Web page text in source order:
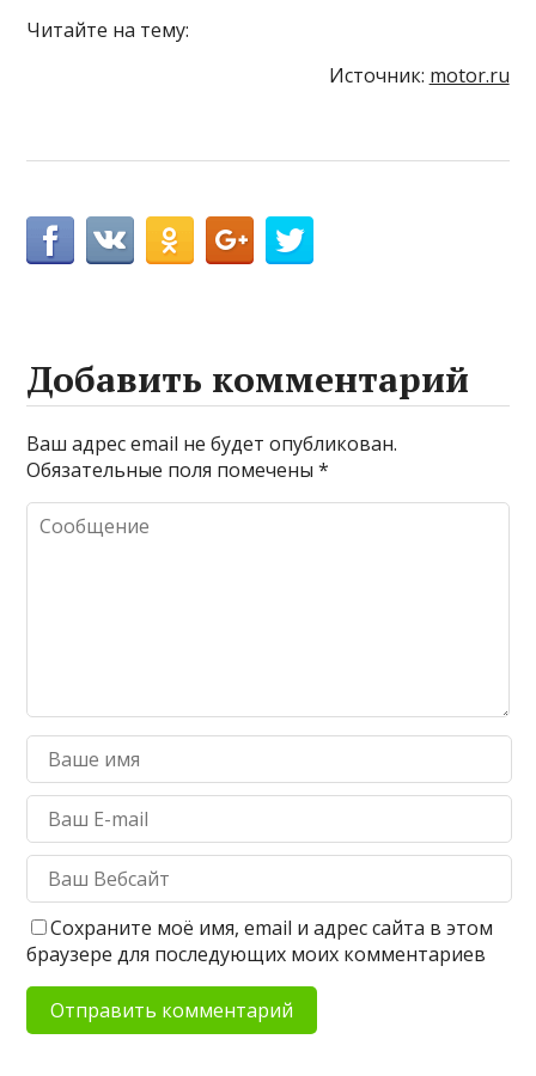
Читайте на тему:
Источник: motor.ru
Добавить комментарий
Ваш адрес email не будет опубликован.
Обязательные поля помечены*
Сохраните моё имя, email и адрес сайта в этом
браузере для последующих моих комментариев